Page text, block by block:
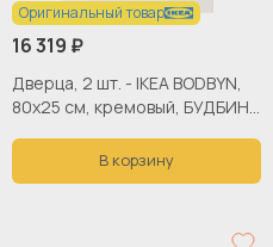
Оригинальный товар
16 319 ₽
Дверца, 2 шт. - IKEA BODBYN,
80х25 см, кремовый, БУДБИН
В корзину